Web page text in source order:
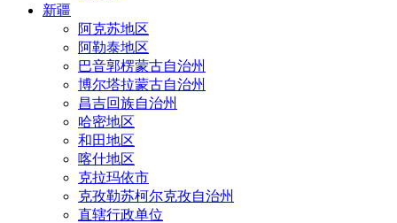
新疆
阿克苏地区
阿勒泰地区
巴音郭楞蒙古自治州
博尔塔拉蒙古自治州
昌吉回族自治州
哈密地区
和田地区
喀什地区
克拉玛依市
克孜勒苏柯尔克孜自治州
直辖行政单位